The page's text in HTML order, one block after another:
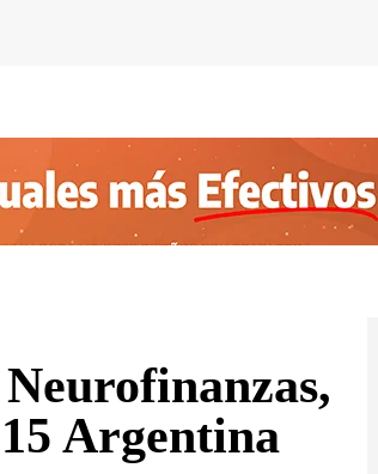
Argentina